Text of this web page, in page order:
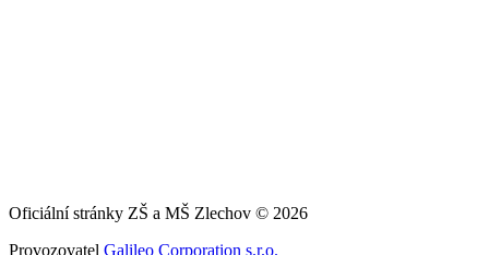
Oficiální stránky ZŠ a MŠ Zlechov © 2026
Provozovatel Galileo Corporation s.r.o.